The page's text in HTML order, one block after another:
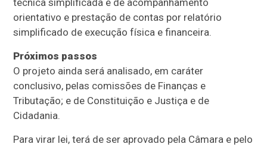
orientativo e prestação de contas por relatório
simplificado de execução física e financeira.
Próximos passos
O projeto ainda será analisado, em caráter
conclusivo, pelas comissões de Finanças e
Tributação; e de Constituição e Justiça e de
Cidadania.
Para virar lei, terá de ser aprovado pela Câmara e pelo